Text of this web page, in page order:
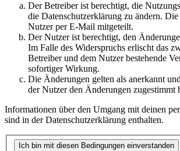
Der Betreiber ist berechtigt, die
die Datenschutzerklärung zu ändern.
Nutzer per E-Mail mitgeteilt.
Der Nutzer ist berechtigt, den
Im Falle des Widerspruchs erlischt das
Betreiber und dem Nutzer bestehende
sofortiger Wirkung.
Die Änderungen gelten als anerkannt
der Nutzer den Änderungen zugestimmt
Informationen über den Umgang mit deinen
sind in der Datenschutzerklärung enthalten.